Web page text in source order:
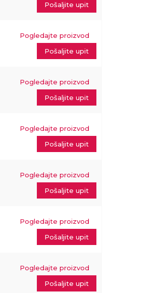
Pošaljite upit
Pogledajte proizvod
Pošaljite upit
Pogledajte proizvod
Pošaljite upit
Pogledajte proizvod
Pošaljite upit
Pogledajte proizvod
Pošaljite upit
Pogledajte proizvod
Pošaljite upit
Pogledajte proizvod
Pošaljite upit